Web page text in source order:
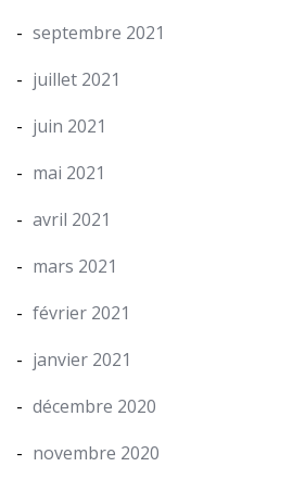
septembre 2021
juillet 2021
juin 2021
mai 2021
avril 2021
mars 2021
février 2021
janvier 2021
décembre 2020
novembre 2020